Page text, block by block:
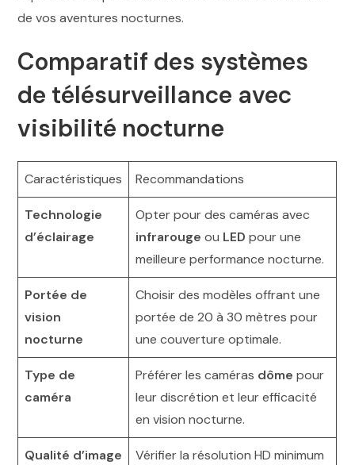
Comparatif des systèmes
de télésurveillance avec
visibilité nocturne
Caractéristiques Recommandations
Technologie
d’éclairage
Opter pour des caméras avec
infrarouge ou LED pour une
meilleure performance nocturne.
Portée de
vision
nocturne
Choisir des modèles offrant une
portée de 20 à 30 mètres pour
une couverture optimale.
Type de
caméra
Préférer les caméras dôme pour
leur discrétion et leur efficacité
en vision nocturne.
Qualité d’image
Vérifier la résolution HD minimum